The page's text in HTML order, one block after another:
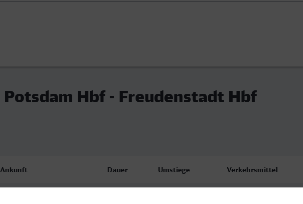
Potsdam Hbf - Freudenstadt Hbf
Ankunft Dauer Umstiege Verkehrsmittel